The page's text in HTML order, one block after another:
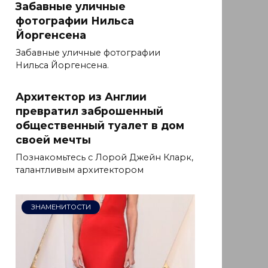
Забавные уличные
фотографии Нильса
Йоргенсена
Забавные уличные фотографии
Нильса Йоргенсена.
Архитектор из Англии
превратил заброшенный
общественный туалет в дом
своей мечты
Познакомьтесь с Лорой Джейн Кларк,
талантливым архитектором
ЗНАМЕНИТОСТИ